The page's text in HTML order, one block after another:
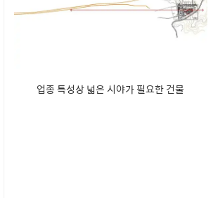
업종 특성상 넓은 시야가 필요한 건물